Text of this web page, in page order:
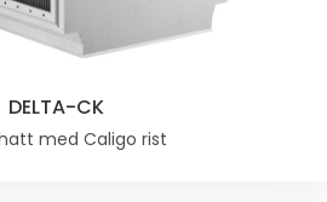
DELTA-CK
med Caligo rist